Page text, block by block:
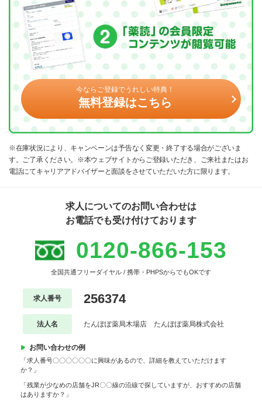
今ならご登録でうれしい特典！
無料登録はこちら
※在庫状況により、キャンペーンは予告なく変更・終了する場合がございま
す。ご了承ください。※本ウェブサイトからご登録いただき、ご来社またはお
電話にてキャリアアドバイザーと面談をさせていただいた方に限ります。
求人についてのお問い合わせは
お電話でも受け付けております
0120-866-153
全国共通フリーダイヤル / 携帯・PHPSからでもOKです
求人番号 256374
法人名 たんぽぽ薬局木場店 たんぽぽ薬局株式会社
お問い合わせの例
「求人番号〇〇〇〇〇〇に興味があるので、詳細を教えていただけます
か？」
「残業が少なめの店舗をJR〇〇線の沿線で探していますが、おすすめの店舗
はありますか？」